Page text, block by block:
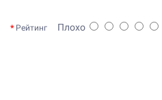
Рейтинг Плохо